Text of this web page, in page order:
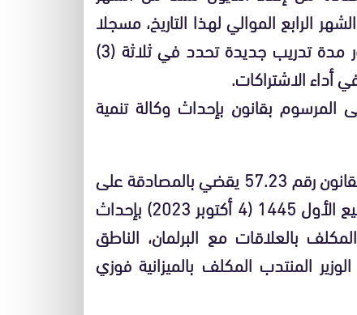
الرابع الموالي لهذا التاريخ، مسجلا
أنه تطبق على المؤمن المستفيد من الإلغاء المذكور مدة تدريب جديدة تحدد في ثلاثة (3)
أداء الاشتراكات.
بقانون بإحداث وكالة تنمية
صادق مجلس الحكومة، يوم الخميس، على مشروع القانون رقم 57.23 يقضي بالمصادقة على
المرسوم بقانون رقم 2.23.870 الصادر في 18 من ربيع الأول 1445 (4 أكتوبر 2023) بإحداث
بالعلاقات مع البرلمان، الناطق
المنتدب المكلف بالميزانية فوزي